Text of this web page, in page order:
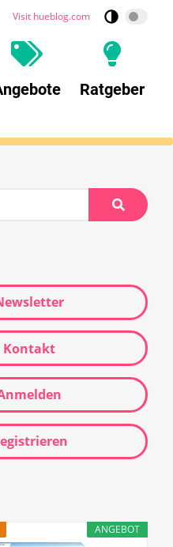
Visit hueblog.com
Ratgeber
Kontakt
ANGEBOT